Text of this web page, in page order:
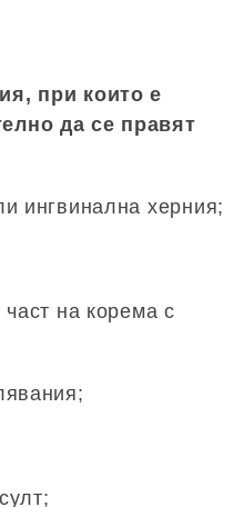
при които е
да се правят
ингвинална херния;
на корема с